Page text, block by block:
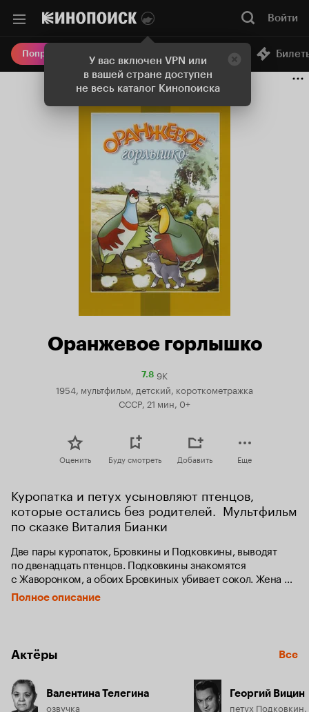
У вас включен VPN или
в вашей стране доступен
не весь каталог Кинопоиска
Войти
Попробовать Плюс Онлайн-кинотеатр
Оранжевое горлышко
7.8Рейтинг
Кинопоиска
9K
1954, мультфильм, детский, короткометражка
СССР, 21 мин, 0+
Оценить Буду смотреть Добавить Еще
Куропатка и петух усыновляют птенцов,
которые остались без родителей.  Мультфильм
по сказке Виталия Бианки
Две пары куропаток, Бровкины и Подковкины, выводят
по двенадцать птенцов. Подковкины знакомятся
с Жаворонком, а обоих Бровкиных убивает сокол. Жена
Подковкина, Оранжевое Горлышко, решает усыновить
птенцов как своих собственных.
Полное описание
Актёры Все
Валентина Телегина
озвучка
Георгий Вицин
петух Подковкин,